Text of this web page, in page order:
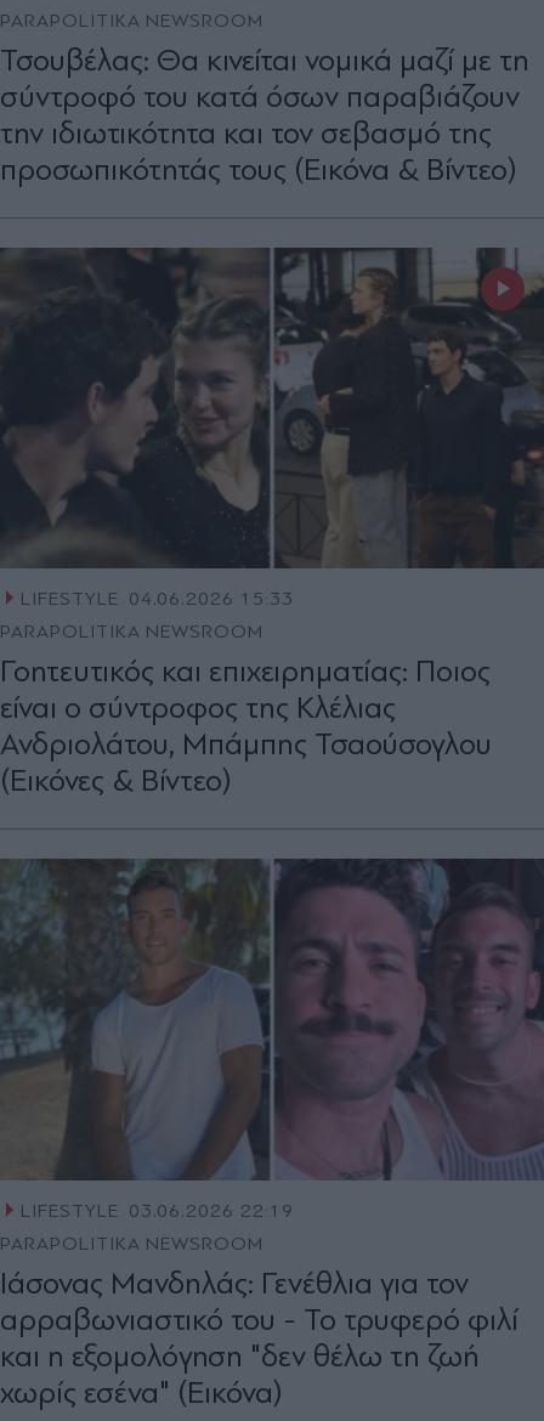
PARAPOLITIKA NEWSROOM
Τσουβέλας: Θα κινείται νομικά μαζί με τη
σύντροφό του κατά όσων παραβιάζουν
την ιδιωτικότητα και τον σεβασμό της
προσωπικότητάς τους (Εικόνα & Βίντεο)
LIFESTYLE 04.06.2026 15:33
PARAPOLITIKA NEWSROOM
Γοητευτικός και επιχειρηματίας: Ποιος
είναι ο σύντροφος της Κλέλιας
Ανδριολάτου, Μπάμπης Τσαούσογλου
(Εικόνες & Βίντεο)
LIFESTYLE 03.06.2026 22:19
PARAPOLITIKA NEWSROOM
Ιάσονας Μανδηλάς: Γενέθλια για τον
αρραβωνιαστικό του - Το τρυφερό φιλί
και η εξομολόγηση "δεν θέλω τη ζωή
χωρίς εσένα" (Εικόνα)